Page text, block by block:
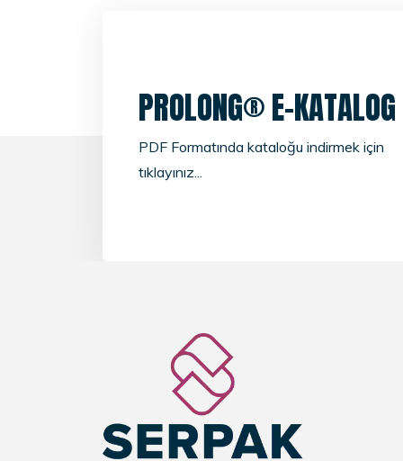
PROLONG® E-KATALOG
PDF Formatında kataloğu indirmek için
tıklayınız...